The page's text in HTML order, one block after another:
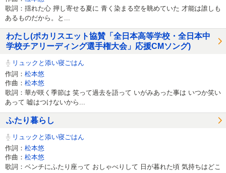
歌詞：揺れた心 押し寄せる夏に 青く染まる空を眺めていた 才能は誰しも
あるものだから。と...
わたし(ポカリスエット協賛「全日本高等学校・全日本中
学校チアリーディング選手権大会」応援CMソング)
リュックと添い寝ごはん
作詞： 松本悠
作曲： 松本悠
歌詞：華が咲く季節は 笑って過去を語って いがみあった事は いつか笑い
あって 嘘はつけないから...
ふたり暮らし
リュックと添い寝ごはん
作詞： 松本悠
作曲： 松本悠
歌詞：ベンチにふたり座って おしゃべりして 日が暮れた頃 気持ちはどこ